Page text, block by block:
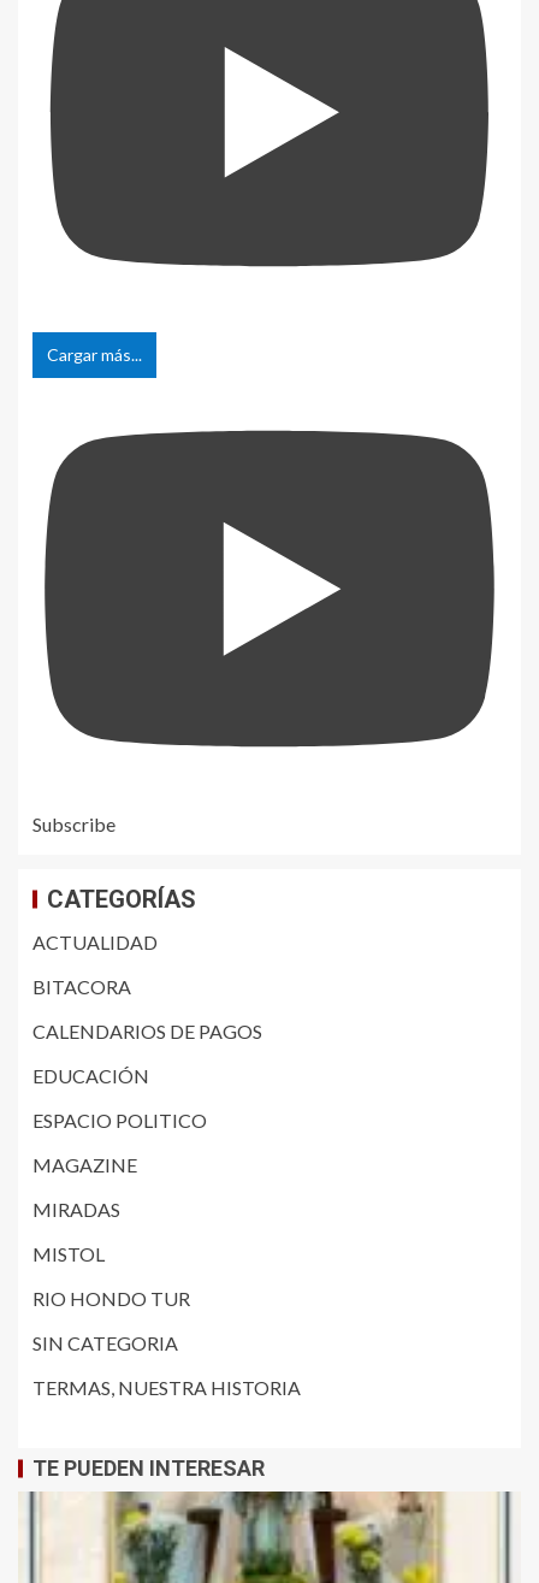
Cargar más...
Subscribe
CATEGORÍAS
ACTUALIDAD
BITACORA
CALENDARIOS DE PAGOS
EDUCACIÓN
ESPACIO POLITICO
MAGAZINE
MIRADAS
MISTOL
RIO HONDO TUR
SIN CATEGORIA
TERMAS, NUESTRA HISTORIA
TE PUEDEN INTERESAR